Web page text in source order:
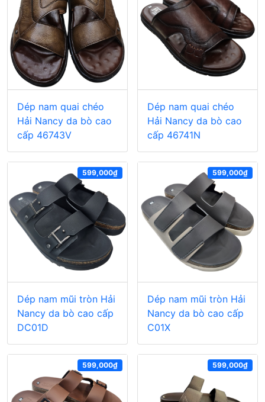
Dép nam quai chéo
Hải Nancy da bò cao
cấp 46743V
Dép nam quai chéo
Hải Nancy da bò cao
cấp 46741N
599,000₫
Dép nam mũi tròn Hải
Nancy da bò cao cấp
DC01D
599,000₫
Dép nam mũi tròn Hải
Nancy da bò cao cấp
C01X
599,000₫ 599,000₫